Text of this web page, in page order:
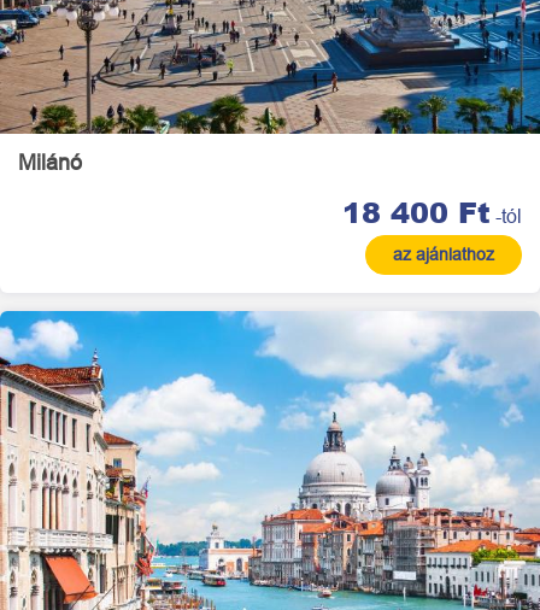
Milánó
18 400 Ft -tól
az ajánlathoz